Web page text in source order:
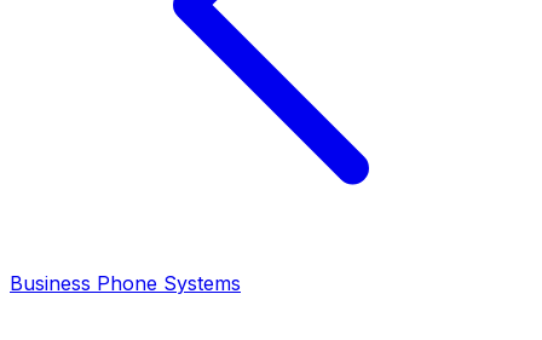
Business Phone Systems